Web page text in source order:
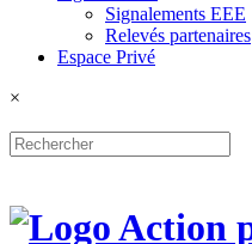
Signalements EEE
Relevés partenaires
Espace Privé
×